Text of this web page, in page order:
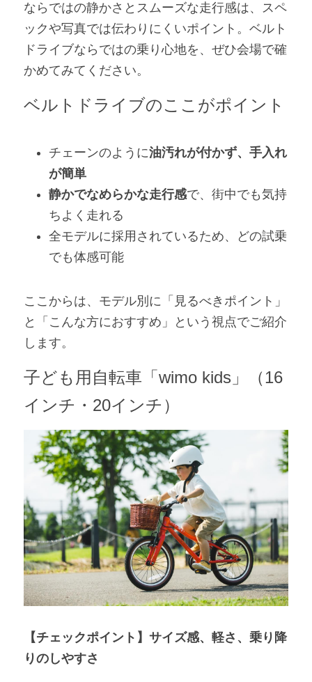
ならではの静かさとスムーズな走行感は、スペ
ックや写真では伝わりにくいポイント。ベルト
ドライブならではの乗り心地を、ぜひ会場で確
かめてみてください。
ベルトドライブのここがポイント
チェーンのように油汚れが付かず、手入れ
が簡単
静かでなめらかな走行感で、街中でも気持
ちよく走れる
全モデルに採用されているため、どの試乗
でも体感可能
ここからは、モデル別に「見るべきポイント」
と「こんな方におすすめ」という視点でご紹介
します。
子ども用自転車「wimo kids」（16
インチ・20インチ）
【チェックポイント】サイズ感、軽さ、乗り降
りのしやすさ